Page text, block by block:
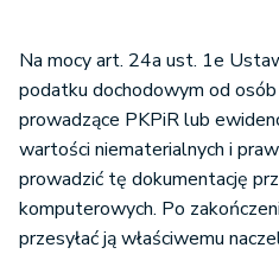
Na mocy art. 24a ust. 1e
podatku dochodowym od
prowadzące PKPiR lub
wartości niematerialnych i
prowadzić tę dokumentację
komputerowych. Po
przesyłać ją właściwemu